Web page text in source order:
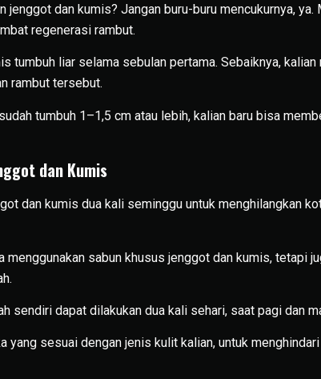
jenggot dan kumis? Jangan buru-buru mencukurnya,
regenerasi rambut.
tumbuh liar selama sebulan pertama. Sebaiknya,
rambut tersebut.
tumbuh 1–1,5 cm atau lebih, kalian baru bisa
dan Kumis
dan kumis dua kali seminggu untuk menghilangkan
menggunakan sabun khusus jenggot dan kumis, tetapi
sendiri dapat dilakukan dua kali sehari, saat pagi dan
yang sesuai dengan jenis kulit kalian, untuk